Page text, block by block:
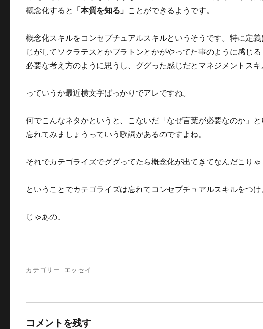
概念化すると 「本質を知る」 ことができるようです。
概念化スキルをコンセプチュアルスキルというそうです。特に定
じがしてソクラテスとかプラトンとかがやってた事のように感じ
必要な考え方のように思うし、ググった感じだとマネジメントスキ
っていうか最近横文字ばっかりでアレですね。
何でこんなネタかというと、こないだ「なぜ言葉が必要なのか」
忘れてみましょうっていう歌詞があるのですよね。
それでカテゴライズでググってたら概念化が出てきてなんだこりゃ
ということでカテゴライズは忘れてコンセプチュアルスキルをつけ
じゃあの。
カテゴリー: エッセイ
コメントを残す